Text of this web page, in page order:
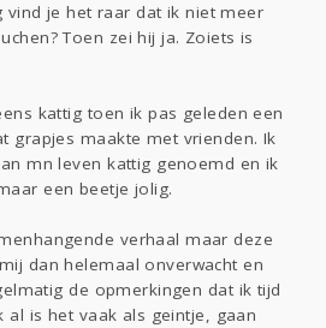
vind je het raar dat ik niet meer
Toen zei hij ja. Zoiets is
kattig toen ik pas geleden een
grapjes maakte met vrienden. Ik
mn leven kattig genoemd en ik
een beetje jolig.
verhaal maar deze
dan helemaal onverwacht en
de opmerkingen dat ik tijd
is het vaak als geintje, gaan